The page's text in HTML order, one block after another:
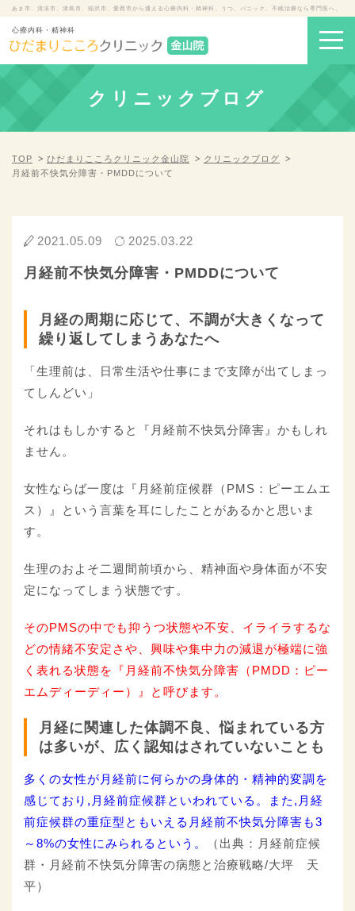
あま市、清須市、津島市、稲沢市、愛西市から通える心療内科・精神科。うつ、パニック、不眠治療なら専門医へ。
心療内科・精神科
クリニックブログ
TOP ひだまりこころクリニック金山院
クリニックブログ
月経前不快気分障害・PMDDについて
2021.05.09 2025.03.22
月経前不快気分障害・PMDDについて
月経の周期に応じて、不調が大きくなって
繰り返してしまうあなたへ
「生理前は、日常生活や仕事にまで支障が出てしまっ
てしんどい」
それはもしかすると『月経前不快気分障害』かもしれ
ません。
女性ならば一度は『月経前症候群（PMS：ピーエムエ
ス）』という言葉を耳にしたことがあるかと思いま
す。
生理のおよそ二週間前頃から、精神面や身体面が不安
定になってしまう状態です。
そのPMSの中でも抑うつ状態や不安、イライラするな
どの情緒不安定さや、興味や集中力の減退が極端に強
く表れる状態を『月経前不快気分障害（PMDD：ピー
エムディーディー）』と呼びます。
月経に関連した体調不良、悩まれている方
は多いが、広く認知はされていないことも
多くの女性が月経前に何らかの身体的・精神的変調を
感じており,月経前症候群といわれている。また,月経
前症候群の重症型ともいえる月経前不快気分障害も3
～8%の女性にみられるという。
（出典：月経前症候
群・月経前不快気分障害の病態と治療戦略/大坪 天
平）